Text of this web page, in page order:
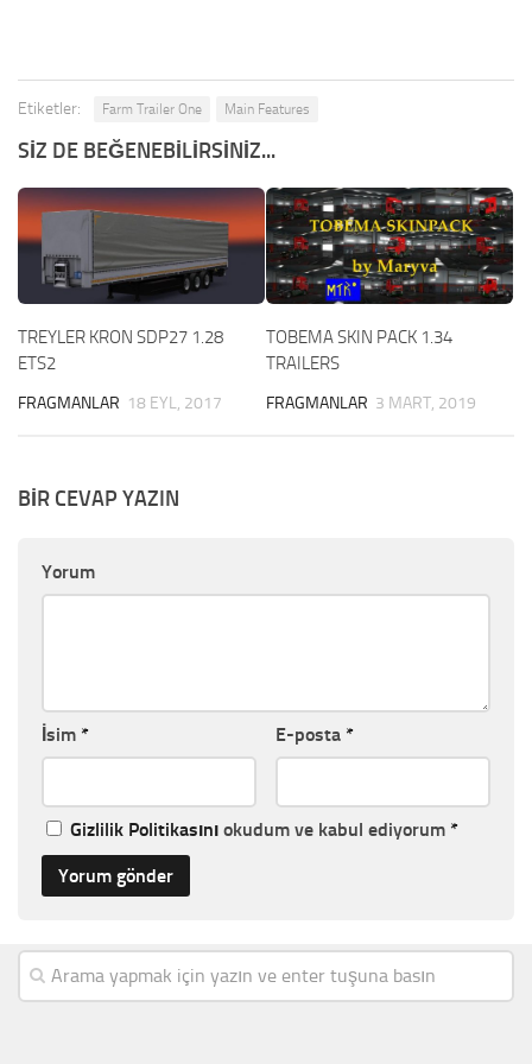
Etiketler: Farm Trailer One Main Features
SIZ DE BEĞENEBILIRSINIZ...
TREYLER KRON SDP27 1.28
ETS2
FRAGMANLAR 18 EYL, 2017
TOBEMA SKIN PACK 1.34
TRAILERS
FRAGMANLAR 3 MART, 2019
BIR CEVAP YAZIN
Yorum
İsim * E-posta *
Gizlilik Politikasını okudum ve kabul ediyorum *